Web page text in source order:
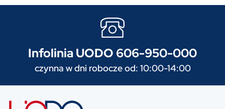
Infolinia UODO 606-950-000
czynna w dni robocze od: 10:00-14:00